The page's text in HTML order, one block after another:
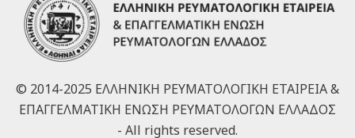
© 2014-2025 ΕΛΛΗΝΙΚΗ ΡΕΥΜΑΤΟΛΟΓΙΚΗ ΕΤΑΙΡΕΙΑ &
ΕΠΑΓΓΕΛΜΑΤΙΚΗ ΕΝΩΣΗ ΡΕΥΜΑΤΟΛΟΓΩΝ ΕΛΛΑΔΟΣ
- All rights reserved.